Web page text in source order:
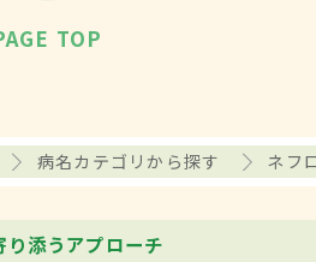
TOP
病名カテゴリから探す ネフ
り添うアプローチ